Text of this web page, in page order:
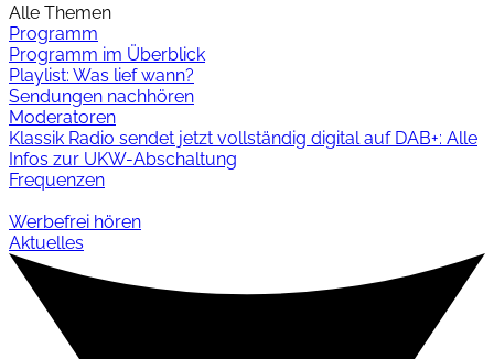
Alle Themen
Programm
Programm im Überblick
Playlist: Was lief wann?
Sendungen nachhören
Moderatoren
Klassik Radio sendet jetzt vollständig digital auf DAB+: Alle
Infos zur UKW-Abschaltung
Frequenzen
Werbefrei hören
Aktuelles